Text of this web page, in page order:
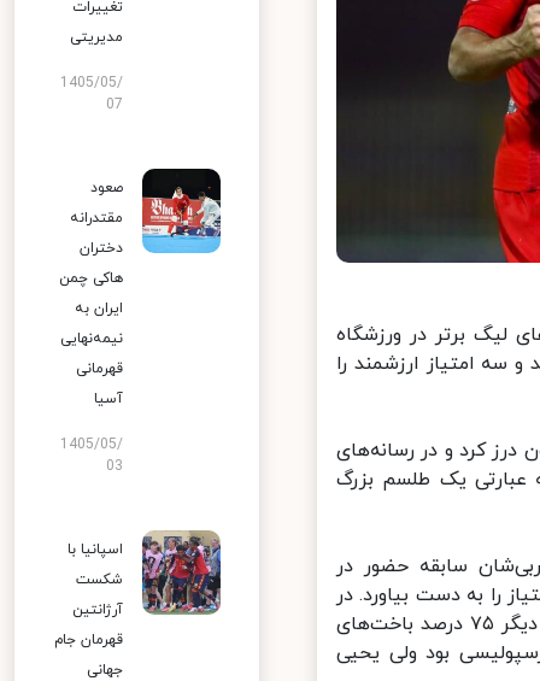
برتر در ورزشگاه
بر یک به برتری برسد و سه امتیاز ارزشمند را
کرد و در رسانه‌های
یک طلسم بزرگ
سابقه حضور در
را به دست بیاورد. در
سه رویایی قبلی سه باخت برای تیم تهرانی به دست آمده بود یا به عبارتی دیگر ۷۵ درصد باخت‌های
بود ولی یحیی
تغییرات
مدیریتی
1405/05/
07
صعود
مقتدرانه
دختران
هاکی چمن
ایران به
نیمه‌نهایی
قهرمانی
آسیا
1405/05/
03
اسپانیا با
شکست
آرژانتین
قهرمان جام
جهانی